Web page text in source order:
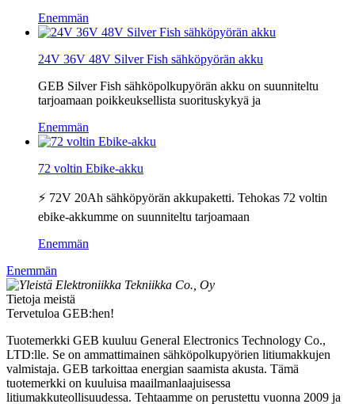
Enemmän
24V 36V 48V Silver Fish sähköpyörän akku
GEB Silver Fish sähköpolkupyörän akku on suunniteltu
tarjoamaan poikkeuksellista suorituskykyä ja
Enemmän
72 voltin Ebike-akku
⚡️ 72V 20Ah sähköpyörän akkupaketti. Tehokas 72 voltin
ebike-akkumme on suunniteltu tarjoamaan
Enemmän
Enemmän
Tietoja meistä
Tervetuloa GEB:hen!
Tuotemerkki GEB kuuluu General Electronics Technology Co.,
LTD:lle. Se on ammattimainen sähköpolkupyörien litiumakkujen
valmistaja. GEB tarkoittaa energian saamista akusta. Tämä
tuotemerkki on kuuluisa maailmanlaajuisessa
litiumakkuteollisuudessa. Tehtaamme on perustettu vuonna 2009 ja